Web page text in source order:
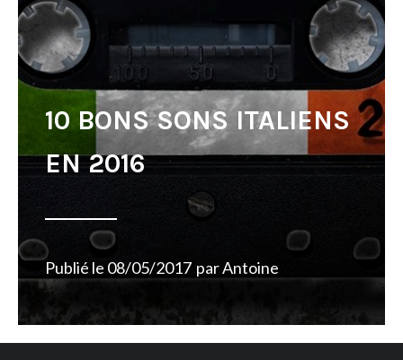
10 BONS SONS ITALIENS
EN 2016
Publié le 08/05/2017 parAntoine